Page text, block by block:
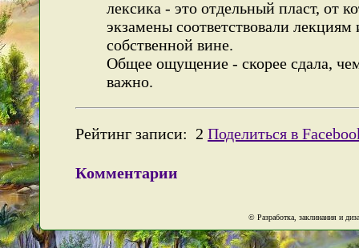
лексика - это отдельный пласт, от
экзамены соответствовали
собственной вине.
Общее ощущение - скорее сдала,
важно.
Рейтинг записи: 2 Поделиться в
Комментарии
© Разработка, заклинания и